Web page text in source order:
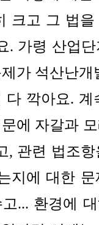
크고 그 법
. 가령 산업
가 석산난
다 깍아요.
에 자갈과
, 관련 법조
지에 대한
... 환경에